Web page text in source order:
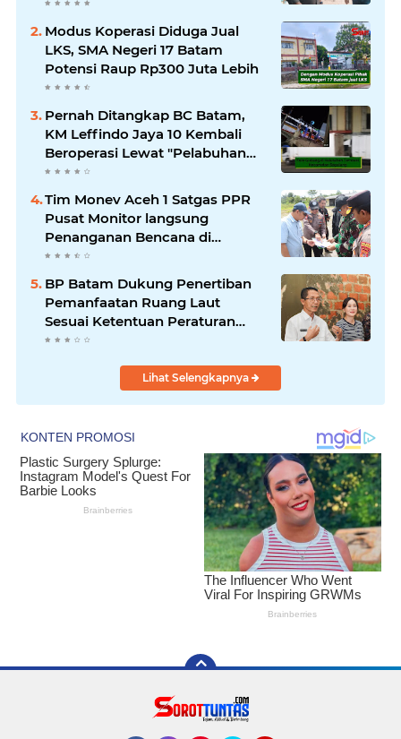
Modus Koperasi Diduga Jual
LKS, SMA Negeri 17 Batam
Potensi Raup Rp300 Juta Lebih
Pernah Ditangkap BC Batam,
KM Leffindo Jaya 10 Kembali
Beroperasi Lewat "Pelabuhan
Tikus"
Tim Monev Aceh 1 Satgas PPR
Pusat Monitor langsung
Penanganan Bencana di
Kabupaten Bener Meriah Aceh
BP Batam Dukung Penertiban
Pemanfaatan Ruang Laut
Sesuai Ketentuan Peraturan
Perundang-undangan
Lihat Selengkapnya